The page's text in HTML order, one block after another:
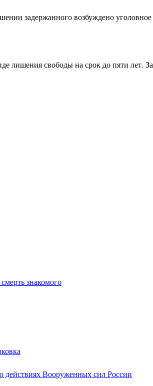
задержанного возбуждено
лишения свободы на срок до пяти
знакомого
действиях Вооруженных сил России